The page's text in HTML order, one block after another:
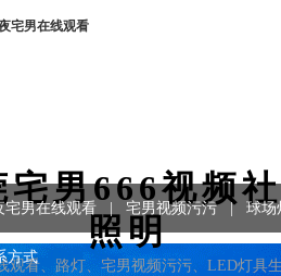
宅男在线观看
宅男666视频
照明
观看、路灯、宅男视频污污、LED灯具
宅男在线观看 宅男视频污污 | 球场
方式